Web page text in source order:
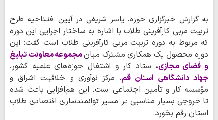
به گزارش خبرگزاری حوزه، یاسر شریفی در آیین افتتاحیه طرح
تربیت مربی کارآفرینی طلاب با اشاره به ساختار اجرایی این دوره
که مربوط به دوره تربیت مربی کارآفرینی طلاب است گفت: این
دوره محصول یک همکاری مشترک میانمجموعه معاونت تبلیغ
و فضای مجازی، ستاد کار و اشتغال حوزه‌های علمیه کشور،
جهاد دانشگاهی استان قم، مرکز نوآوری و خلاقیت اشراق و
مؤسسه کار و تأمین اجتماعی است. این هم‌افزایی باعث شده
تا خروجی بسیار مناسبی در مسیر توانمندسازی اقتصادی طلاب
استان رقم بخورد.